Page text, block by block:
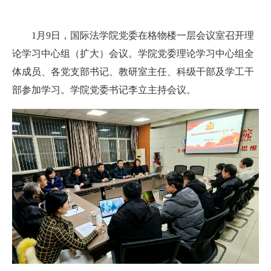
1月9日，国际法学院党委在格物楼一层会议室召开理
论学习中心组（扩大）会议。学院党委理论学习中心组全
体成员、各党支部书记、教研室主任、科级干部及学工干
部参加学习。学院党委书记李立主持会议。